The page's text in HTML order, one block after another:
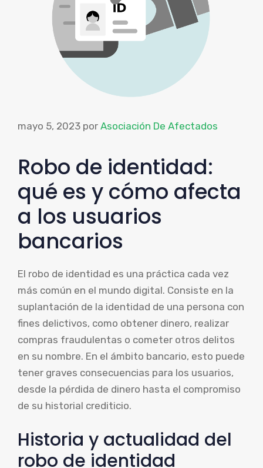
mayo 5, 2023 por Asociación De Afectados
Robo de identidad:
qué es y cómo afecta
a los usuarios
bancarios
El robo de identidad es una práctica cada vez
más común en el mundo digital. Consiste en la
suplantación de la identidad de una persona con
fines delictivos, como obtener dinero, realizar
compras fraudulentas o cometer otros delitos
en su nombre. En el ámbito bancario, esto puede
tener graves consecuencias para los usuarios,
desde la pérdida de dinero hasta el compromiso
de su historial crediticio.
Historia y actualidad del
robo de identidad